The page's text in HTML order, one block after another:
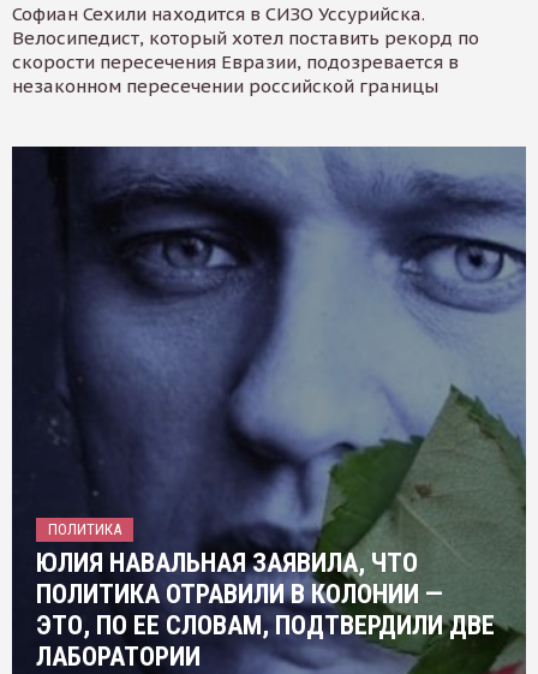
Софиан Сехили находится в СИЗО Уссурийска.
Велосипедист, который хотел поставить рекорд по
скорости пересечения Евразии, подозревается в
незаконном пересечении российской границы
ПОЛИТИКА
ЮЛИЯ НАВАЛЬНАЯ ЗАЯВИЛА, ЧТО
ПОЛИТИКА ОТРАВИЛИ В КОЛОНИИ —
ЭТО, ПО ЕЕ СЛОВАМ, ПОДТВЕРДИЛИ ДВЕ
ЛАБОРАТОРИИ